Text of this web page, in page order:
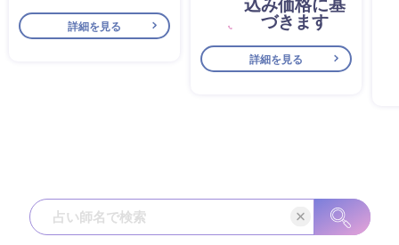
詳細を見る づきます
詳細を見る